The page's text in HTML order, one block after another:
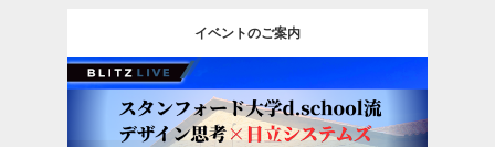
イベントのご案内